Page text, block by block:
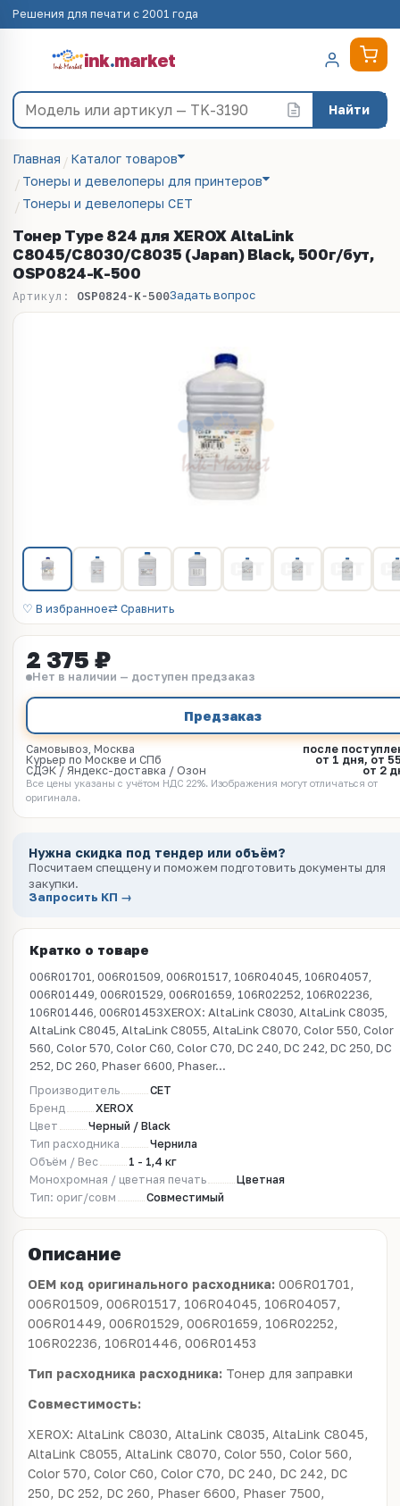
Решения для печати с 2001 года
ink.market
Найти
Главная
Каталог товаров
Тонеры и девелоперы для принтеров
Тонеры и девелоперы CET
Тонер Type 824 для XEROX AltaLink
C8045/C8030/C8035 (Japan) Black, 500г/бут,
OSP0824-K-500
Артикул: OSP0824-K-500Задать вопрос
♡ В избранное⇄ Сравнить
2 375 ₽
Нет в наличии — доступен предзаказ
Предзаказ
Самовывоз, Москва
после
Курьер по Москве и СПб
от 1 дня, от
СДЭК / Яндекс-доставка / Озон
от 2
Все цены указаны с учётом НДС 22%. Изображения могут отличаться от
оригинала.
Нужна скидка под тендер или объём?
Посчитаем спеццену и поможем подготовить документы для
закупки.
Запросить КП →
Кратко о товаре
006R01701, 006R01509, 006R01517, 106R04045, 106R04057,
006R01449, 006R01529, 006R01659, 106R02252, 106R02236,
106R01446, 006R01453XEROX: AltaLink C8030, AltaLink C8035,
AltaLink C8045, AltaLink C8055, AltaLink C8070, Color 550, Color
560, Color 570, Color C60, Color C70, DC 240, DC 242, DC 250, DC
252, DC 260, Phaser 6600, Phaser...
Производитель
CET
Бренд
XEROX
Цвет
Черный / Black
Тип расходника
Чернила
Объём / Вес
1 - 1,4 кг
Монохромная / цветная печать
Цветная
Тип: ориг/совм
Совместимый
Описание
OEM код оригинального расходника: 006R01701,
006R01509, 006R01517, 106R04045, 106R04057,
006R01449, 006R01529, 006R01659, 106R02252,
106R02236, 106R01446, 006R01453
Тип расходника расходника: Тонер для заправки
Совместимость:
XEROX: AltaLink C8030, AltaLink C8035, AltaLink C8045,
AltaLink C8055, AltaLink C8070, Color 550, Color 560,
Color 570, Color C60, Color C70, DC 240, DC 242, DC
250, DC 252, DC 260, Phaser 6600, Phaser 7500,